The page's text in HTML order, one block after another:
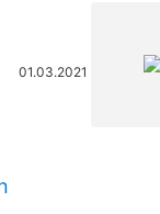
01.03.2021